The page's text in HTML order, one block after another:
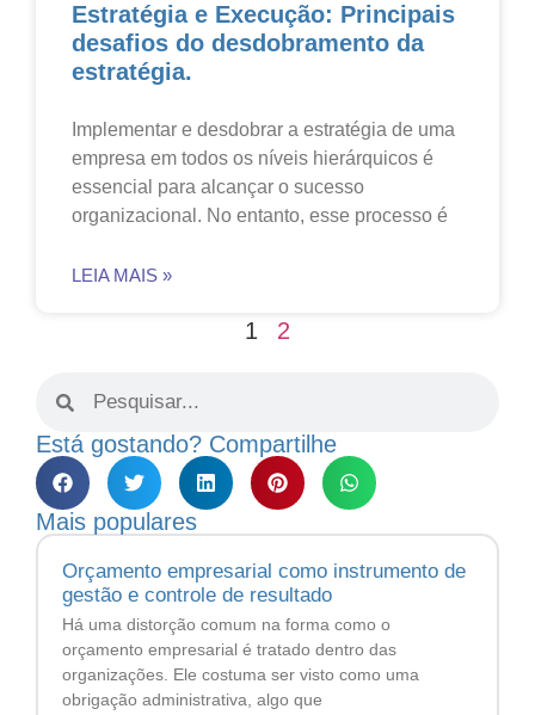
Estratégia e Execução: Principais
desafios do desdobramento da
estratégia.
Implementar e desdobrar a estratégia de uma
empresa em todos os níveis hierárquicos é
essencial para alcançar o sucesso
organizacional. No entanto, esse processo é
LEIA MAIS »
1 2
Está gostando? Compartilhe
Mais populares
Orçamento empresarial como instrumento de
gestão e controle de resultado
Há uma distorção comum na forma como o
orçamento empresarial é tratado dentro das
organizações. Ele costuma ser visto como uma
obrigação administrativa, algo que